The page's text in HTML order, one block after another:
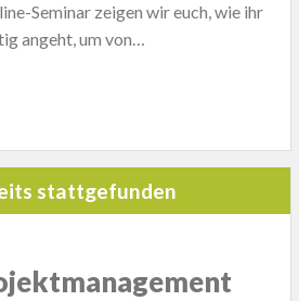
Seminar zeigen wir euch, wie ihr
angeht, um von…
stattgefunden